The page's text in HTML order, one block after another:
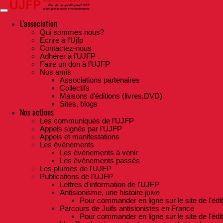
Skip
to
contentL'association
Qui sommes nous?
Ecrire à l’Ujfp
Contactez-nous
Adhérer à l’UJFP
Faire un don à l’UJFP
Nos amis
Associations partenaires
Collectifs
Maisons d’éditions (livres,DVD)
Sites, blogs
Nos actions
Les communiqués de l'UJFP
Appels signés par l'UJFP
Appels et manifestations
Les événements
Les événements à venir
Les événements passés
Les plumes de l'UJFP
Publications de l'UJFP
Lettres d'information de l'UJFP
Antisionisme, une histoire juive
Pour commander en ligne sur le site de
Parcours de Juifs antisionistes en France
Pour commander en ligne sur le site de